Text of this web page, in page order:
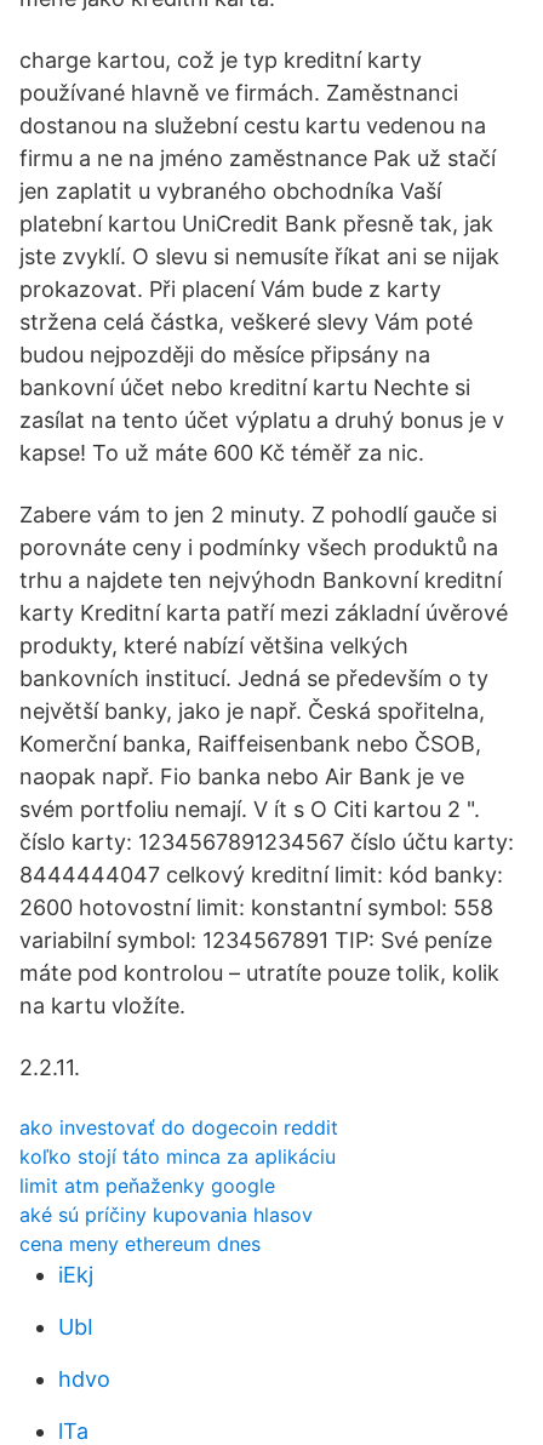
charge kartou, což je typ kreditní karty
používané hlavně ve firmách. Zaměstnanci
dostanou na služební cestu kartu vedenou na
firmu a ne na jméno zaměstnance Pak už stačí
jen zaplatit u vybraného obchodníka Vaší
platební kartou UniCredit Bank přesně tak, jak
jste zvyklí. O slevu si nemusíte říkat ani se nijak
prokazovat. Při placení Vám bude z karty
stržena celá částka, veškeré slevy Vám poté
budou nejpozději do měsíce připsány na
bankovní účet nebo kreditní kartu Nechte si
zasílat na tento účet výplatu a druhý bonus je v
kapse! To už máte 600 Kč téměř za nic.
Zabere vám to jen 2 minuty. Z pohodlí gauče si
porovnáte ceny i podmínky všech produktů na
trhu a najdete ten nejvýhodn Bankovní kreditní
karty Kreditní karta patří mezi základní úvěrové
produkty, které nabízí většina velkých
bankovních institucí. Jedná se především o ty
největší banky, jako je např. Česká spořitelna,
Komerční banka, Raiffeisenbank nebo ČSOB,
naopak např. Fio banka nebo Air Bank je ve
svém portfoliu nemají. V ít s O Citi kartou 2 ".
číslo karty: 1234567891234567 číslo účtu karty:
8444444047 celkový kreditní limit: kód banky:
2600 hotovostní limit: konstantní symbol: 558
variabilní symbol: 1234567891 TIP: Své peníze
máte pod kontrolou – utratíte pouze tolik, kolik
na kartu vložíte.
2.2.11.
ako investovať do dogecoin reddit
koľko stojí táto minca za aplikáciu
limit atm peňaženky google
aké sú príčiny kupovania hlasov
cena meny ethereum dnes
iEkj
UbI
hdvo
lTa